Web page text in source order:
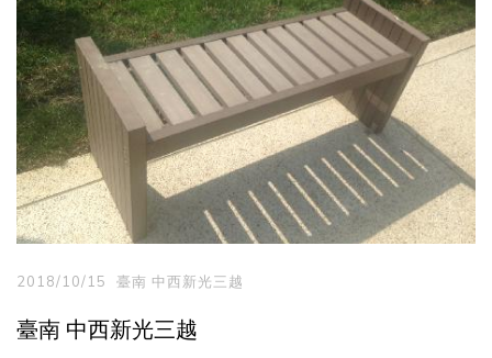
2018/10/15 臺南 中西新光三越
臺南 中西新光三越